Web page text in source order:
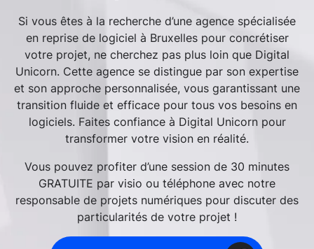
Si vous êtes à la recherche d’une agence spécialisée
en reprise de logiciel à Bruxelles pour concrétiser
votre projet, ne cherchez pas plus loin que Digital
Unicorn. Cette agence se distingue par son expertise
et son approche personnalisée, vous garantissant une
transition fluide et efficace pour tous vos besoins en
logiciels. Faites confiance à Digital Unicorn pour
transformer votre vision en réalité.
Vous pouvez profiter d’une session de 30 minutes
GRATUITE par visio ou téléphone avec notre
responsable de projets numériques pour discuter des
particularités de votre projet !